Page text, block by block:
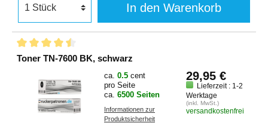
In den Warenkorb
Toner TN-7600 BK, schwarz
ca. 0.5 cent
pro Seite
ca. 6500 Seiten
Informationen zur
Produktsicherheit
29,95 €
Lieferzeit : 1-2
Werktage
(inkl. MwSt.)
versandkostenfrei